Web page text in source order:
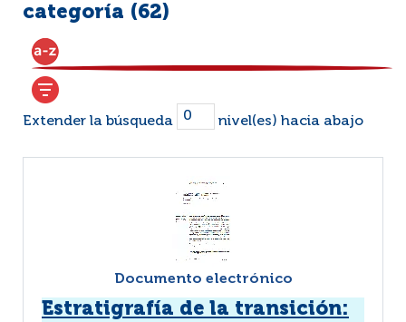
categoría (62)
Extender la búsqueda nivel(es) hacia abajo
Documento electrónico
Estratigrafía de la transición: